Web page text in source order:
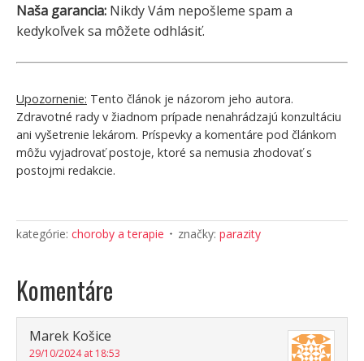
Naša garancia: Nikdy Vám nepošleme spam a
kedykoľvek sa môžete odhlásiť.
Upozornenie: Tento článok je názorom jeho autora.
Zdravotné rady v žiadnom prípade nenahrádzajú konzultáciu
ani vyšetrenie lekárom. Príspevky a komentáre pod článkom
môžu vyjadrovať postoje, ktoré sa nemusia zhodovať s
postojmi redakcie.
kategórie: choroby a terapie značky: parazity
Komentáre
Marek Košice
29/10/2024 at 18:53